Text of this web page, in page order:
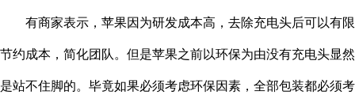
有商家表示，苹果因为研发成本高，去除充电头后可以有限
节约成本，简化团队。但是苹果之前以环保为由没有充电头显然
是站不住脚的。毕竟如果必须考虑环保因素，全部包装都必须考